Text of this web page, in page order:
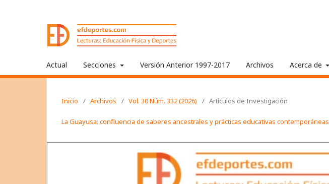
Actual Secciones Versión Anterior 1997-2017 Archivos Acerca de
Inicio / Archivos / Vol. 30 Núm. 332 (2026) / Artículos de Investigación
La Guayusa: confluencia de saberes ancestrales y prácticas educativas contemporáneas